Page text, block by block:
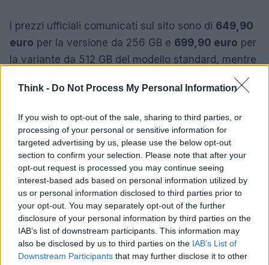
Think - Do Not Process My Personal Information
If you wish to opt-out of the sale, sharing to third parties, or
processing of your personal or sensitive information for
targeted advertising by us, please use the below opt-out
section to confirm your selection. Please note that after your
opt-out request is processed you may continue seeing
interest-based ads based on personal information utilized by
us or personal information disclosed to third parties prior to
your opt-out. You may separately opt-out of the further
disclosure of your personal information by third parties on the
IAB’s list of downstream participants. This information may
also be disclosed by us to third parties on the IAB’s List of
Downstream Participants that may further disclose it to other
I prezzi ufficiali comunicati sul sito sono di 649,90
euro per la versione da 256 GB e 699,90 euro per
la variante da 512 GB del modello standard, mentre
999,90 euro
Fino al 13 maggio è disponibile una promozione che
modello standard e200 eurosul modello Pro
inserendo i codiciA600150eA600P200al
momento dell’ordine. Sono previsti anche omaggi
come cuffie, protezioni schermo e, per la Pro, un
tablet e un alimentatore GaN nei pacchetti
promozionali.
In chiusura, la serie HONOR 600
punta a offrire un
pacchetto equilibrato tra autonomia, display molto